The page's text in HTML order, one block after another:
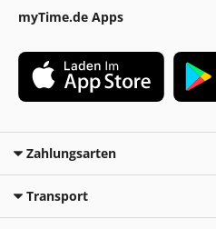
myTime.de Apps
Zahlungsarten
Transport